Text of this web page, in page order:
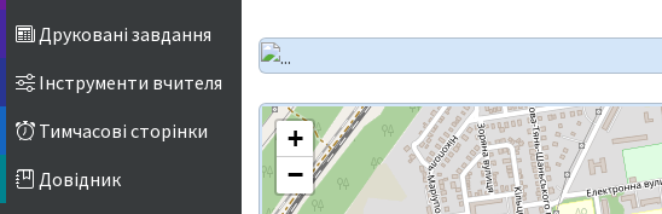
Друковані завдання
Інструменти вчителя
Тимчасові сторінки
Довідник
+
−